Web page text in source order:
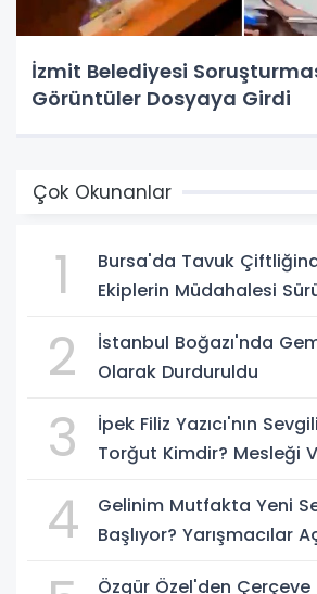
İzmit Belediyesi
Görüntüler Dosyaya Girdi
Çok Okunanlar
1
Bursa'da Tavuk
Ekiplerin Müdahalesi
2
İstanbul Boğazı'nda
Olarak Durduruldu
3
İpek Filiz Yazıcı'nın
Torğut Kimdir? Mesleği
4
Gelinim Mutfakta Yeni
Başlıyor? Yarışmacılar
Özgür Özel'den